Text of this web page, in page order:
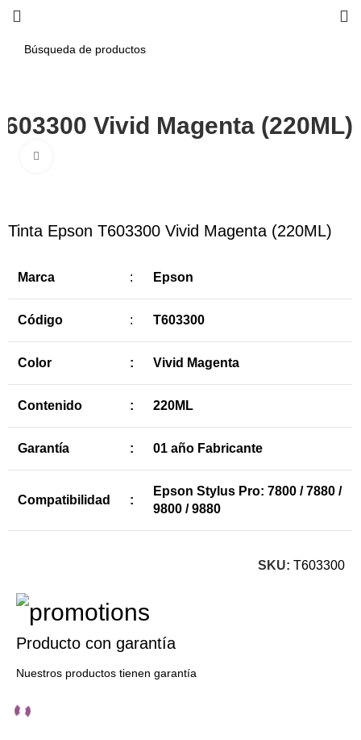
Vivid Magenta (220ML)
Tinta Epson T603300 Vivid Magenta (220ML)
Marca : Epson
Código : T603300
Color : Vivid Magenta
Contenido : 220ML
Garantía : 01 año Fabricante
Compatibilidad :
Epson Stylus Pro: 7800 / 7880 /
9800 / 9880
SKU: T603300
Producto con garantía
Nuestros productos tienen garantía